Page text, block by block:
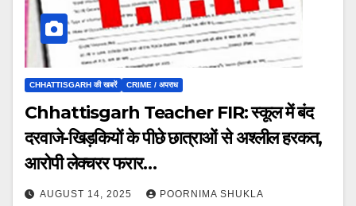
CHHATTISGARH की खबरें CRIME / अपराध
Chhattisgarh Teacher FIR: स्कूल में बंद
दरवाजे-खिड़कियों के पीछे छात्राओं से अश्लील हरकत,
आरोपी लेक्चरर फरार…
AUGUST 14, 2025 POORNIMA SHUKLA